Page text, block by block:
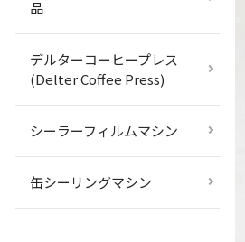
品
デルターコーヒープレス
(Delter Coffee Press)
シーラーフィルムマシン
缶シーリングマシン